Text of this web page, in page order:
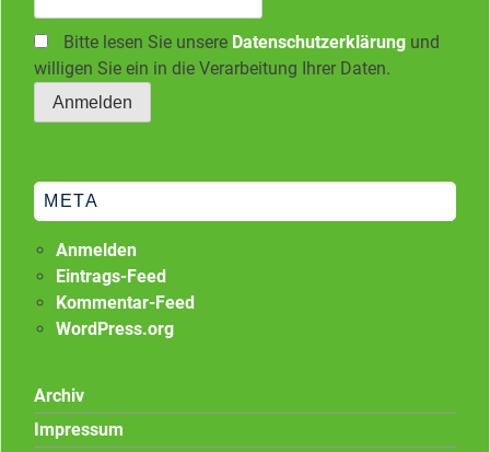
Bitte lesen Sie unsere Datenschutzerklärung und
willigen Sie ein in die Verarbeitung Ihrer Daten.
META
Anmelden
Eintrags-Feed
Kommentar-Feed
WordPress.org
Archiv
Impressum